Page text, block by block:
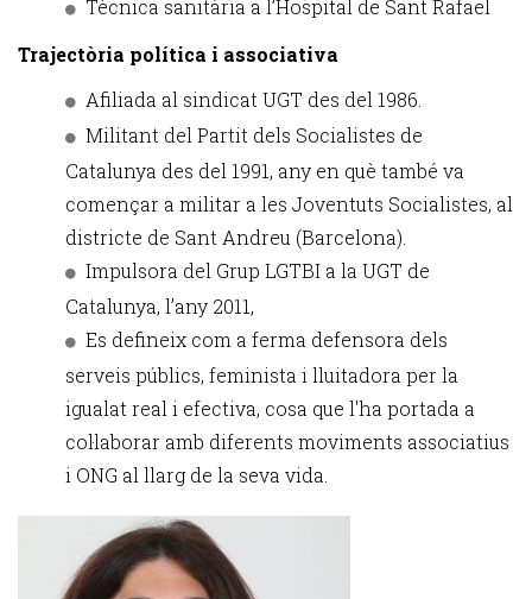
Tècnica sanitària a l’Hospital de Sant Rafael
Trajectòria política i associativa
Afiliada al sindicat UGT des del 1986.
Militant del Partit dels Socialistes de
Catalunya des del 1991, any en què també va
començar a militar a les Joventuts Socialistes, al
districte de Sant Andreu (Barcelona).
Impulsora del Grup LGTBI a la UGT de
Catalunya, l’any 2011,
Es defineix com a ferma defensora dels
serveis públics, feminista i lluitadora per la
igualat real i efectiva, cosa que l'ha portada a
col·laborar amb diferents moviments associatius
i ONG al llarg de la seva vida.